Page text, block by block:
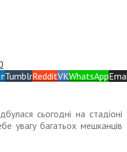
TumblrRedditVKWhatsApp
сьогодні на стадіоні
увагу багатьох мешканців